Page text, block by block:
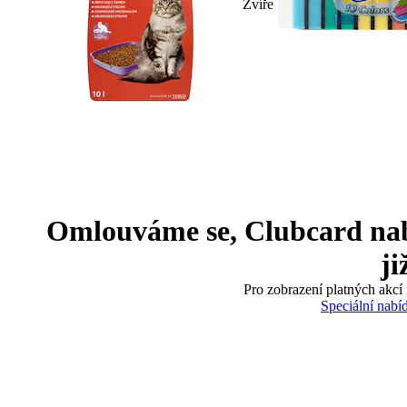
Zvíře
Omlouváme se, Clubcard
Pro zobrazení platných
Speciální